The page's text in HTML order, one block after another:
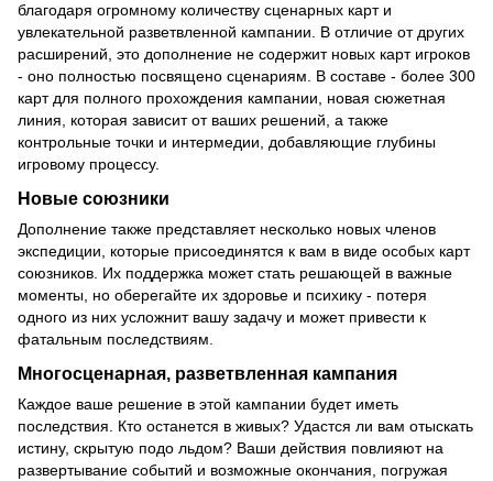
благодаря огромному количеству сценарных карт и
увлекательной разветвленной кампании. В отличие от других
расширений, это дополнение не содержит новых карт игроков
- оно полностью посвящено сценариям. В составе - более 300
карт для полного прохождения кампании, новая сюжетная
линия, которая зависит от ваших решений, а также
контрольные точки и интермедии, добавляющие глубины
игровому процессу.
Новые союзники
Дополнение также представляет несколько новых членов
экспедиции, которые присоединятся к вам в виде особых карт
союзников. Их поддержка может стать решающей в важные
моменты, но оберегайте их здоровье и психику - потеря
одного из них усложнит вашу задачу и может привести к
фатальным последствиям.
Многосценарная, разветвленная кампания
Каждое ваше решение в этой кампании будет иметь
последствия. Кто останется в живых? Удастся ли вам отыскать
истину, скрытую подо льдом? Ваши действия повлияют на
развертывание событий и возможные окончания, погружая